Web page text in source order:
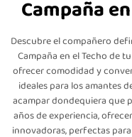
Campaña
Descubre el compañero
Campaña en el Techo de
ofrecer comodidad y
ideales para los amantes
acampar dondequiera que
años de experiencia,
innovadoras, perfectas